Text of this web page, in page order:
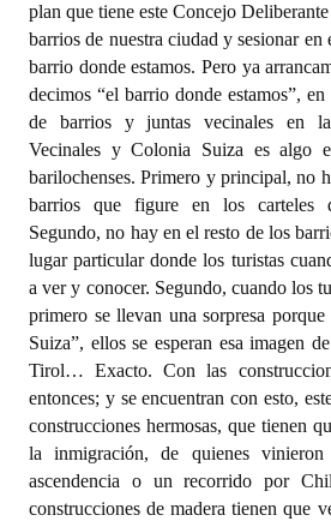
plan que tiene este Concejo
barrios de nuestra ciudad y sesionar
barrio donde estamos. Pero ya
decimos “el barrio donde estamos”,
de barrios y juntas vecinales en
Vecinales y Colonia Suiza es algo
barilochenses. Primero y principal, no
barrios que figure en los carteles
Segundo, no hay en el resto de los
lugar particular donde los turistas
a ver y conocer. Segundo, cuando los
primero se llevan una sorpresa
Suiza”, ellos se esperan esa imagen
Tirol… Exacto. Con las
entonces; y se encuentran con esto,
construcciones hermosas, que tienen
la inmigración, de quienes
ascendencia o un recorrido por
construcciones de madera tienen que